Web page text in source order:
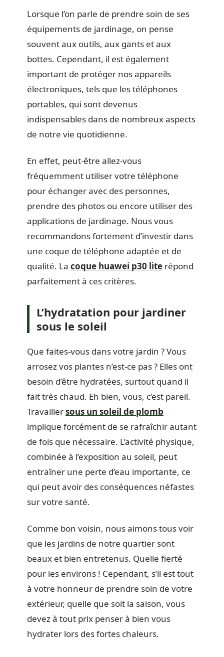
Lorsque l’on parle de prendre soin de ses
équipements de jardinage, on pense
souvent aux outils, aux gants et aux
bottes. Cependant, il est également
important de protéger nos appareils
électroniques, tels que les téléphones
portables, qui sont devenus
indispensables dans de nombreux aspects
de notre vie quotidienne.
En effet, peut-être allez-vous
fréquemment utiliser votre téléphone
pour échanger avec des personnes,
prendre des photos ou encore utiliser des
applications de jardinage. Nous vous
recommandons fortement d’investir dans
une coque de téléphone adaptée et de
qualité. La coque huawei p30 lite répond
parfaitement à ces critères.
L’hydratation pour jardiner
sous le soleil
Que faites-vous dans votre jardin ? Vous
arrosez vos plantes n’est-ce pas ? Elles ont
besoin d’être hydratées, surtout quand il
fait très chaud. Eh bien, vous, c’est pareil.
Travaillersous un soleil de plomb
implique forcément de se rafraîchir autant
de fois que nécessaire. L’activité physique,
combinée à l’exposition au soleil, peut
entraîner une perte d’eau importante, ce
qui peut avoir des conséquences néfastes
sur votre santé.
Comme bon voisin, nous aimons tous voir
que les jardins de notre quartier sont
beaux et bien entretenus. Quelle fierté
pour les environs ! Cependant, s’il est tout
à votre honneur de prendre soin de votre
extérieur, quelle que soit la saison, vous
devez à tout prix penser à bien vous
hydrater lors des fortes chaleurs.